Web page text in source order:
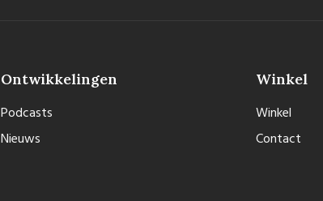
Ontwikkelingen
Podcasts
Nieuws
Winkel
Winkel
Contact